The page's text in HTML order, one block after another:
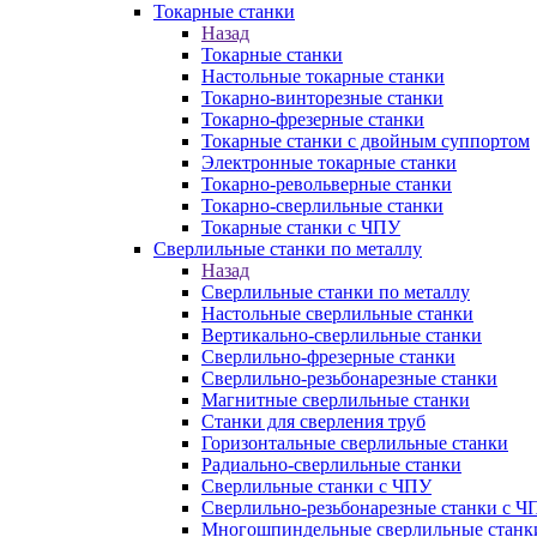
Токарные станки
Назад
Токарные станки
Настольные токарные станки
Токарно-винторезные станки
Токарно-фрезерные станки
Токарные станки с двойным суппортом
Электронные токарные станки
Токарно-револьверные станки
Токарно-сверлильные станки
Токарные станки с ЧПУ
Сверлильные станки по металлу
Назад
Сверлильные станки по металлу
Настольные сверлильные станки
Вертикально-сверлильные станки
Сверлильно-фрезерные станки
Сверлильно-резьбонарезные станки
Магнитные сверлильные станки
Станки для сверления труб
Горизонтальные сверлильные станки
Радиально-сверлильные станки
Сверлильные станки с ЧПУ
Сверлильно-резьбонарезные станки с
Многошпиндельные сверлильные